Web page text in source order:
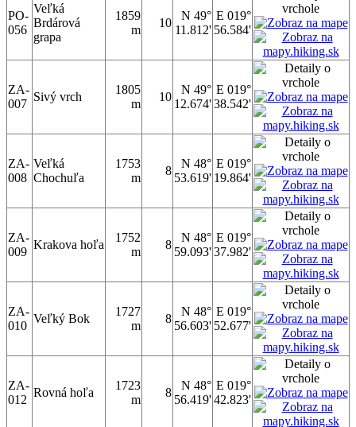
PO-
056
Veľká
Brdárová
grapa
1859
m
10
N 49°
11.812'
E 019°
56.584'
ZA-
007
Sivý vrch
1805
m
10
N 49°
12.674'
E 019°
38.542'
ZA-
008
Veľká
Chochuľa
1753
m
8
N 48°
53.619'
E 019°
19.864'
ZA-
009
Krakova hoľa
1752
m
8
N 48°
59.093'
E 019°
37.982'
ZA-
010
Veľký Bok
1727
m
8
N 48°
56.603'
E 019°
52.677'
ZA-
012
Rovná hoľa
1723
m
8
N 48°
56.419'
E 019°
42.823'